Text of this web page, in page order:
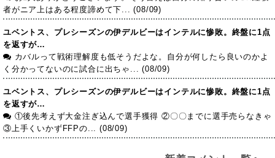
者がニア上はある程度諦めて下... (08/09)
ユベントス、プレシーズンの伊デルビーはインテルに惨敗。終盤に1点
を返すが…
カバルって戦術理解度も低そうだよな。自分が何したら良いのかよ
く分かってないのに試合に出ちゃ... (08/09)
ユベントス、プレシーズンの伊デルビーはインテルに惨敗。終盤に1点
を返すが…
①後先考えず大金注ぎ込んで選手獲得 ②〇〇までに選手売らなきゃ
③上手くいかずFFPの... (08/09)